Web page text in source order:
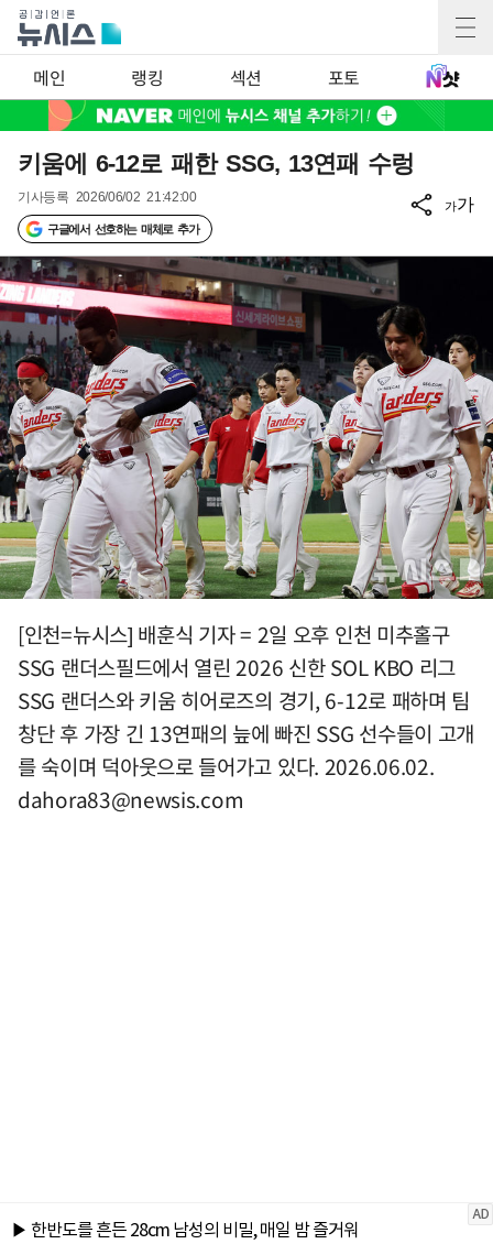
메인 랭킹 섹션 포토
키움에 6-12로 패한 SSG, 13연패 수렁
기사등록 2026/06/02 21:42:00
구글에서 선호하는 매체로 추가
가가
[인천=뉴시스] 배훈식 기자 = 2일 오후 인천 미추홀구
SSG 랜더스필드에서 열린 2026 신한 SOL KBO 리그
SSG 랜더스와 키움 히어로즈의 경기, 6-12로 패하며 팀
창단 후 가장 긴 13연패의 늪에 빠진 SSG 선수들이 고개
를 숙이며 덕아웃으로 들어가고 있다. 2026.06.02.
dahora83@newsis.com